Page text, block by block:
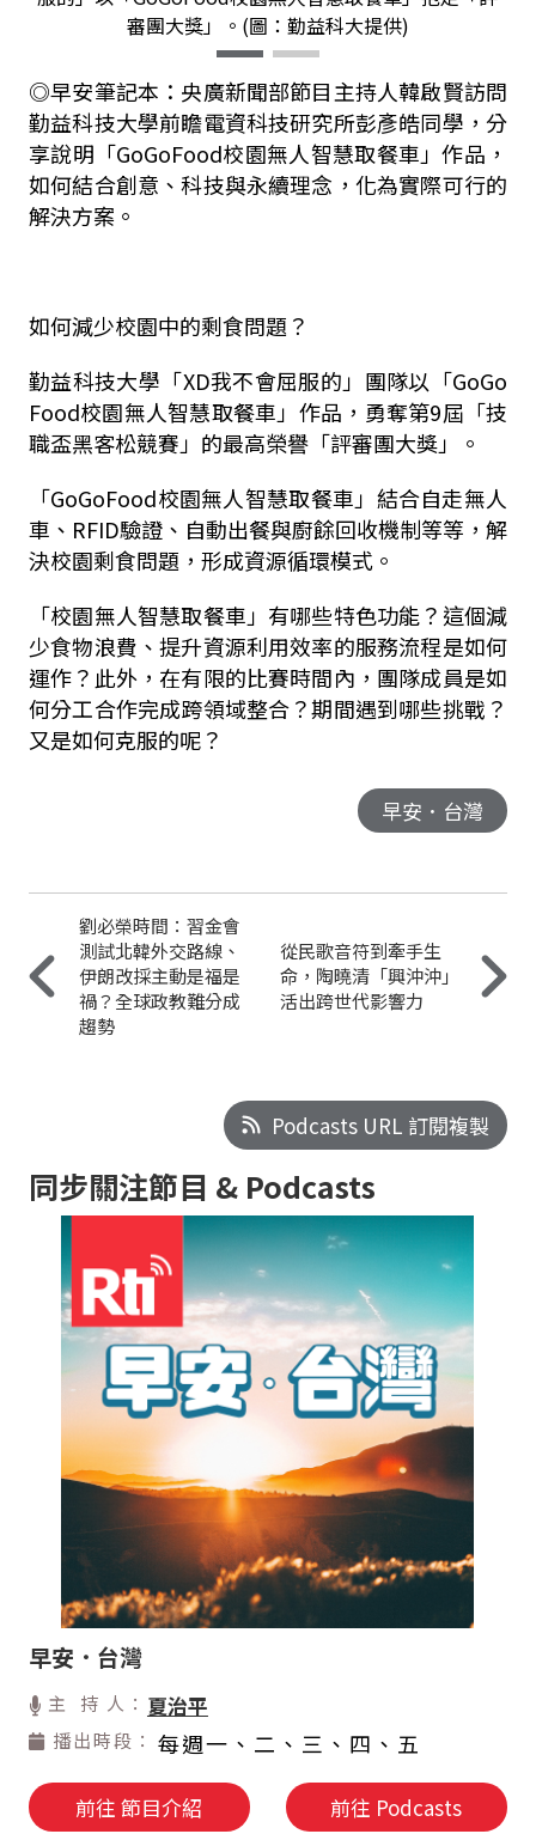
審團大獎」。(圖：勤益科大提供)
◎早安筆記本： 央廣新聞部節目主持人韓啟賢訪問
勤益科技大學前瞻電資科技研究所彭彥皓同學，分
享說明「GoGoFood校園無人智慧取餐車」作品，
如何結合創意、科技與永續理念，化為實際可行的
解決方案。
如何減少校園中的剩食問題？
勤益科技大學「XD我不會屈服的」團隊以「GoGo
Food校園無人智慧取餐車」作品，勇奪第9屆「技
職盃黑客松競賽」的最高榮譽「評審團大獎」。
「GoGoFood校園無人智慧取餐車」結合自走無人
車、 RFID驗證、自動出餐與廚餘回收機制等等，解
決校園剩食問題，形成資源循環模式。
「校園無人智慧取餐車」有哪些特色功能？這個減
少食物浪費、提升資源利用效率的服務流程是如何
運作？此外，在有限的比賽時間內，團隊成員是如
何分工合作完成跨領域整合？期間遇到哪些挑戰？
又是如何克服的呢？
早安．台灣
劉必榮時間：習金會
測試北韓外交路線、
伊朗改採主動是福是
禍？全球政教難分成
趨勢
從民歌音符到牽手生
命，陶曉清「興沖沖」
活出跨世代影響力
Podcasts URL 訂閱複製
同步關注節目 & Podcasts
早安．台灣
主 持 人： 夏治平
播出時段： 每週一、二、三、四、五
前往 節目介紹 前往 Podcasts